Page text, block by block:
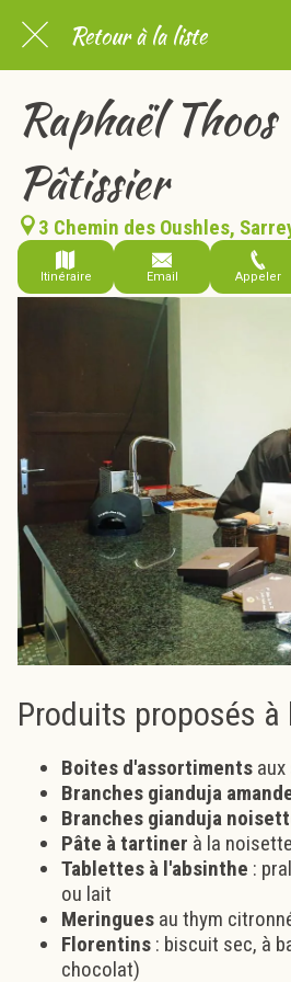
Retour à la liste
Raphaël
Pâtissier
3 Chemin des Oushles,
Itinéraire Email Appeler
Produits proposés à
Boites d'assortiments
Branches gianduja
Branches gianduja
Pâte à tartiner à la noisette
Tablettes à l'absinthe :
ou lait
Meringues au thym
Florentins : biscuit sec, à
chocolat)